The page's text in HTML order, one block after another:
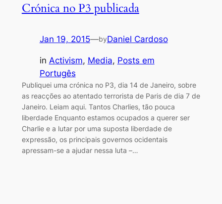
Crónica no P3 publicada
Jan 19, 2015—byDaniel Cardoso
in Activism, Media, Posts em
Portugês
Publiquei uma crónica no P3, dia 14 de Janeiro, sobre
as reacções ao atentado terrorista de Paris de dia 7 de
Janeiro. Leiam aqui. Tantos Charlies, tão pouca
liberdade Enquanto estamos ocupados a querer ser
Charlie e a lutar por uma suposta liberdade de
expressão, os principais governos ocidentais
apressam-se a ajudar nessa luta –…